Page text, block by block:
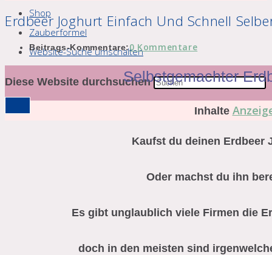
Shop
Zauberformel
Website-Suche umschalten
Diese Website durchsuchen
Erdbeer Joghurt Einfach Und Schnell
Beitrags-Kommentare:0 Kommentare
Selbstgemachter
Inhalte
Kaufst du deinen Erdbeer
Oder machst du ihn
Es gibt unglaublich viele Firmen die
doch in den meisten sind